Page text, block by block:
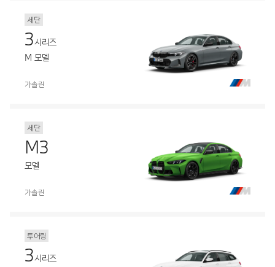
세단
3시리즈
M 모델
가솔린
세단
M3
모델
가솔린
투어링
3시리즈